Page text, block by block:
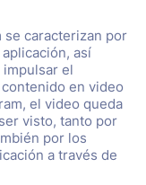
se caracterizan por
así
el
en video
el video queda
visto, tanto por
por los
a través de